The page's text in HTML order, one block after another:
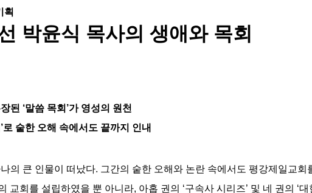
획
박윤식 목사의 생애와 목회
된 ‘말씀 목회’가 영성의 원천
로 숱한 오해 속에서도 끝까지 인내
의 큰 인물이 떠났다. 그간의 숱한 오해와 논란 속에서도 평강제일교
교회를 설립하였을 뿐 아니라, 아홉 권의 ‘구속사 시리즈’ 및 네 권의 ‘